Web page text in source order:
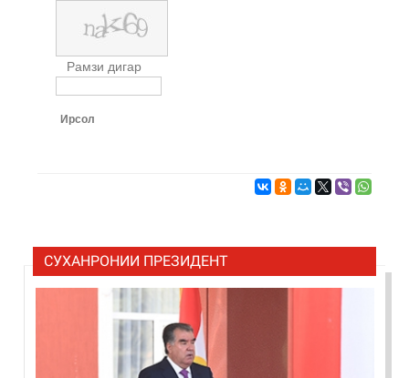
Рамзи дигар
Ирсол
СУХАНРОНИИ ПРЕЗИДЕНТ